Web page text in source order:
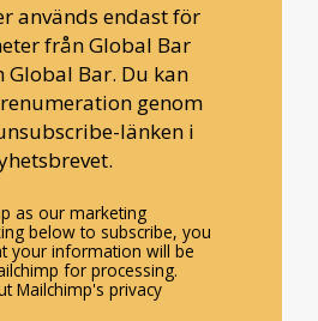
används endast för
från Global Bar
Global Bar. Du kan
genom
länken i
as our marketing
below to subscribe, you
your information will be
for processing.
Mailchimp's privacy